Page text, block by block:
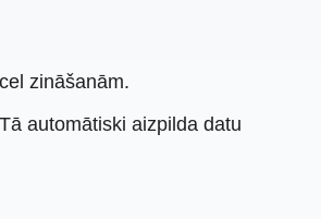
zināšanām.
automātiski aizpilda datu